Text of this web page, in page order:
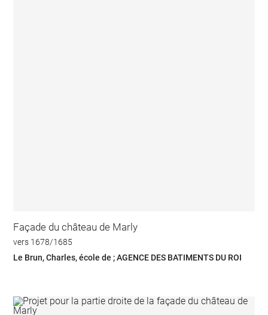
Façade du château de Marly
vers 1678/1685
Le Brun, Charles, école de ; AGENCE DES BATIMENTS DU ROI